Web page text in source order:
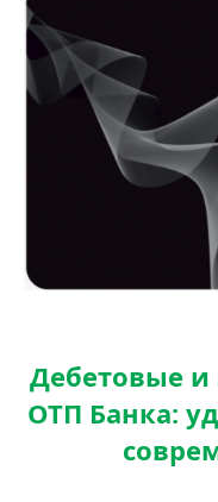
Дебетовые и
ОТП Банка: